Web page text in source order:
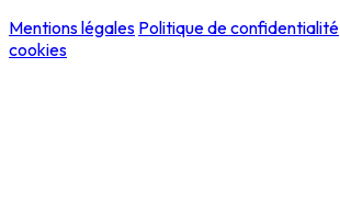
Mentions légales Politique de confidentialité
cookies